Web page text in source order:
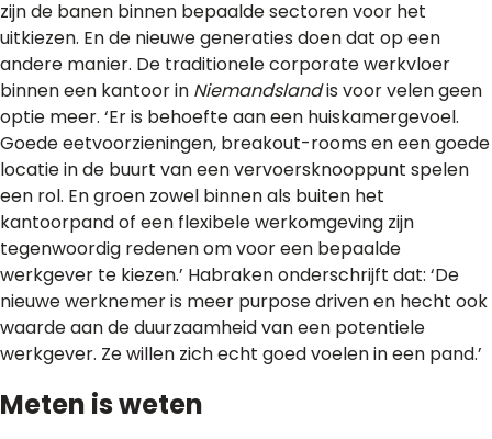
zijn de banen binnen bepaalde sectoren voor het
uitkiezen. En de nieuwe generaties doen dat op een
andere manier. De traditionele corporate werkvloer
binnen een kantoor in Niemandslandis voor velen geen
optie meer. ‘Er is behoefte aan een huiskamergevoel.
Goede eetvoorzieningen, breakout-rooms en een goede
locatie in de buurt van een vervoersknooppunt spelen
een rol. En groen zowel binnen als buiten het
kantoorpand of een flexibele werkomgeving zijn
tegenwoordig redenen om voor een bepaalde
werkgever te kiezen.’ Habraken onderschrijft dat: ‘De
nieuwe werknemer is meer purpose driven en hecht ook
waarde aan de duurzaamheid van een potentiele
werkgever. Ze willen zich echt goed voelen in een pand.’
Meten is weten